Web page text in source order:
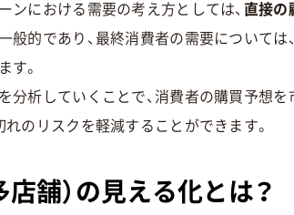
ンにおける需要の考え方としては、 直接の
般的であり、最終消費者の需要については
す。
分析していくことで、消費者の購買予想
れのリスクを軽減することができます。
店舗）の見える化とは？